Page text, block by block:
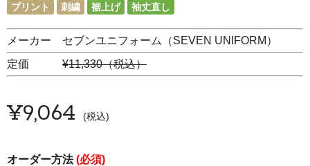
プリント 刺繍 裾上げ 袖丈直し
メーカー セブンユニフォーム（SEVEN UNIFORM）
定価 ¥11,330（税込）
¥9,064 税込
オーダー方法(必須)